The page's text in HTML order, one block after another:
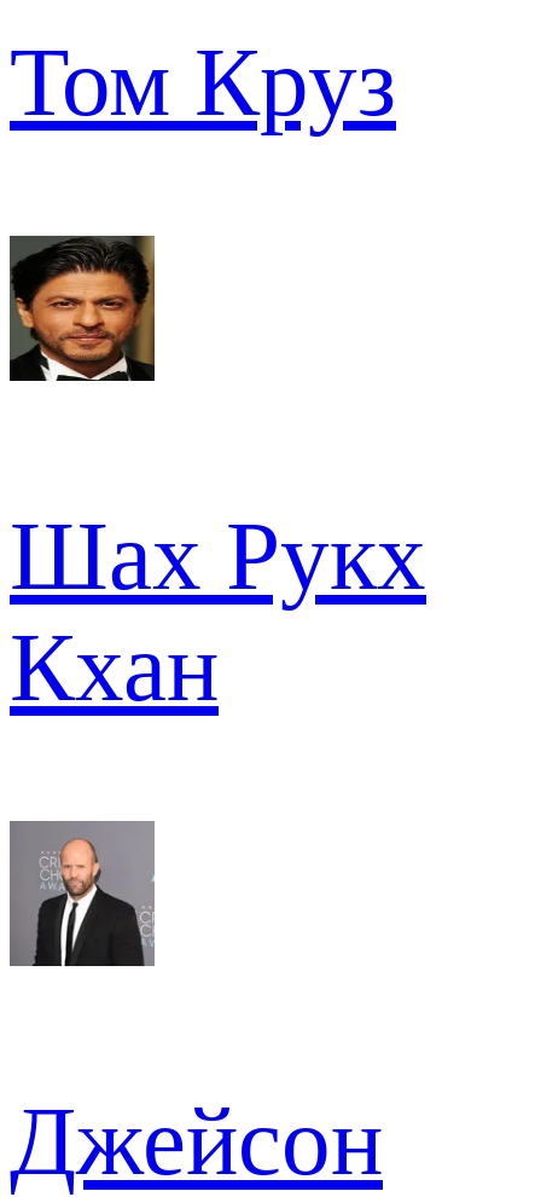
Том Круз
Шах Рукх
Кхан
Джейсон